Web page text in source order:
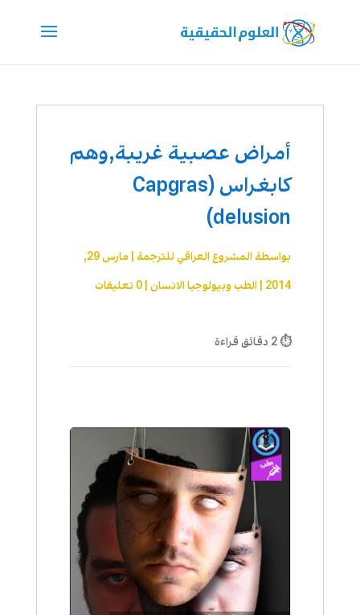
أمراض عصبية غريبة,وهم
كابغراس (Capgras
delusion)
بواسطةالمشروع العراقي للترجمة|
مارس 29,
2014 الطب وبيولوجيا الانسان| 0 تعليقات
⏱ 2 دقائق قراءة